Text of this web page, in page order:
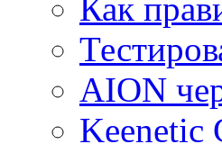
Как
AION
Keenetic